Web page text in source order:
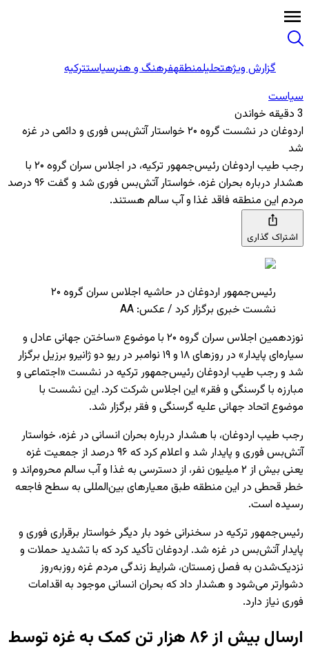
گزارش ویژهتحلیلمنطقهفرهنگ و هنرسیاستترکیه
سیاست
3 دقیقه خواندن
اردوغان در نشست گروه ۲۰ خواستار آتش‌بس فوری و دائمی در غزه
شد
رجب طیب اردوغان رئیس‌جمهور ترکیه، در اجلاس سران گروه ۲۰ با
هشدار درباره بحران غزه، خواستار آتش‌بس فوری شد و گفت ۹۶ درصد
مردم این منطقه فاقد غذا و آب سالم هستند.
اشتراک گذاری
رئیس‌جمهور اردوغان در حاشیه اجلاس سران گروه ۲۰
نشست خبری برگزار کرد / عکس: AA
نوزدهمین اجلاس سران گروه ۲۰ با موضوع «ساختن جهانی عادل و
سیاره‌ای پایدار» در روزهای ۱۸ و ۱۹ نوامبر در ریو دو ژانیرو برزیل برگزار
شد و رجب طیب اردوغان رئیس‌جمهور ترکیه در نشست «اجتماعی و
مبارزه با گرسنگی و فقر» این اجلاس شرکت کرد. این نشست با
موضوع اتحاد جهانی علیه گرسنگی و فقر برگزار شد.
رجب طیب اردوغان، با هشدار درباره بحران انسانی در غزه، خواستار
آتش‌بس فوری و پایدار شد و اعلام کرد که ۹۶ درصد از جمعیت غزه
یعنی بیش از ۲ میلیون نفر، از دسترسی به غذا و آب سالم محروم‌اند و
خطر قحطی در این منطقه طبق معیارهای بین‌المللی به سطح فاجعه
رسیده است.
رئیس‌جمهور ترکیه در سخنرانی خود بار دیگر خواستار برقراری فوری و
پایدار آتش‌بس در غزه شد. اردوغان تأکید کرد که با تشدید حملات و
نزدیک‌شدن به فصل زمستان، شرایط زندگی مردم غزه روزبه‌روز
دشوارتر می‌شود و هشدار داد که بحران انسانی موجود به اقدامات
فوری نیاز دارد.
ارسال بیش از ۸۶ هزار تن کمک به غزه توسط